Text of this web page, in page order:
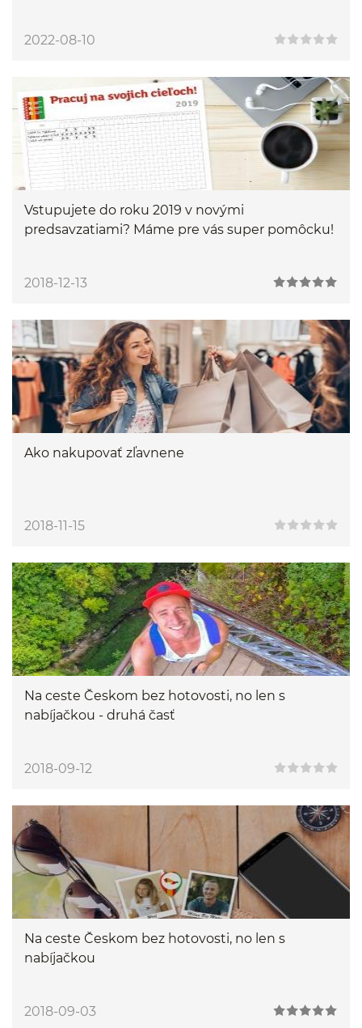
2022-08-10
Vstupujete do roku 2019 v novými
predsavzatiami? Máme pre vás super pomôcku!
2018-12-13
Ako nakupovať zľavnene
2018-11-15
Na ceste Českom bez hotovosti, no len s
nabíjačkou - druhá časť
2018-09-12
Na ceste Českom bez hotovosti, no len s
nabíjačkou
2018-09-03